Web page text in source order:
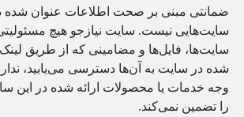
ضمانتی مبنی بر صحت اطلاعات عنوان شده
سایت‌هایی نیست. سایت نیازجو هیچ
سایت‌ها، فایل‌ها و مضامینی که از طریق
شده در سایت به آن‌ها دسترسی می‌یابید،
وجه خدمات یا محصولات ارائه شده در این
را تضمین نمی‌کند.